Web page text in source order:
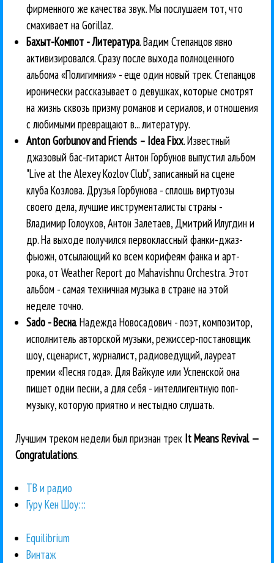
фирменного же качества звук. Мы послушаем тот, что
смахивает на Gorillaz.
Бахыт-Компот - Литература. Вадим Степанцов явно
активизировался. Сразу после выхода полноценного
альбома «Полигимния» - еще один новый трек. Степанцов
иронически рассказывает о девушках, которые смотрят
на жизнь сквозь призму романов и сериалов, и отношения
с любимыми превращают в... литературу.
Anton Gorbunov and Friends – Idea Fixx. Известный
джазовый бас-гитарист Антон Горбунов выпустил альбом
"Live at the Alexey Kozlov Club", записанный на сцене
клуба Козлова. Друзья Горбунова - сплошь виртуозы
своего дела, лучшие инструменталисты страны -
Владимир Голоухов, Антон Залетаев, Дмитрий Илугдин и
др. На выходе получился первоклассный фанки-джаз-
фьюжн, отсылающий ко всем корифеям фанка и арт-
рока, от Weather Report до Mahavishnu Orchestra. Этот
альбом - самая техничная музыка в стране на этой
неделе точно.
Sado - Весна. Надежда Новосадович - поэт, композитор,
исполнитель авторской музыки, режиссер-постановщик
шоу, сценарист, журналист, радиоведущий, лауреат
премии «Песня года». Для Вайкуле или Успенской она
пишет одни песни, а для себя - интеллигентную поп-
музыку, которую приятно и нестыдно слушать.
Лучшим треком недели был признан трек It Means Revival —
Congratulations.
ТВ и радио
Гуру Кен Шоу:::
Equilibrium
Винтаж